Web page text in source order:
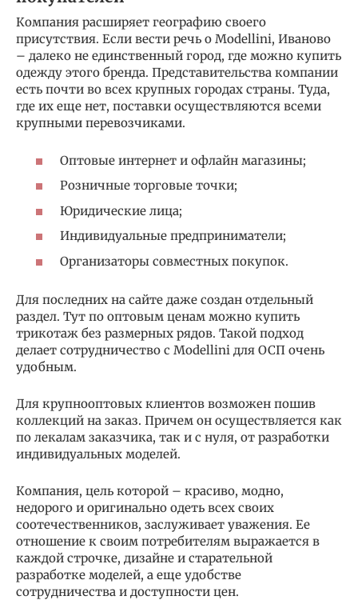
Компания расширяет географию своего
присутствия. Если вести речь о Modellini, Иваново
– далеко не единственный город, где можно купить
одежду этого бренда. Представительства компании
есть почти во всех крупных городах страны. Туда,
где их еще нет, поставки осуществляются всеми
крупными перевозчиками.
Оптовые интернет и офлайн магазины;
Розничные торговые точки;
Юридические лица;
Индивидуальные предприниматели;
Организаторы совместных покупок.
Для последних на сайте даже создан отдельный
раздел. Тут по оптовым ценам можно купить
трикотаж без размерных рядов. Такой подход
делает сотрудничество с Modellini для ОСП очень
удобным.
Для крупнооптовых клиентов возможен пошив
коллекций на заказ. Причем он осуществляется как
по лекалам заказчика, так и с нуля, от разработки
индивидуальных моделей.
Компания, цель которой – красиво, модно,
недорого и оригинально одеть всех своих
соотечественников, заслуживает уважения. Ее
отношение к своим потребителям выражается в
каждой строчке, дизайне и старательной
разработке моделей, а еще удобстве
сотрудничества и доступности цен.